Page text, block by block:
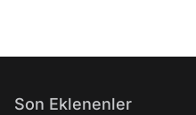
Son Eklenenler